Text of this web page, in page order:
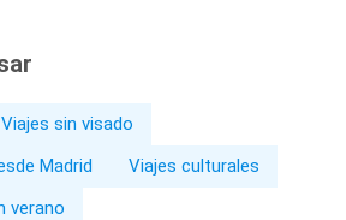
sin visado
Madrid
Viajes culturales
verano